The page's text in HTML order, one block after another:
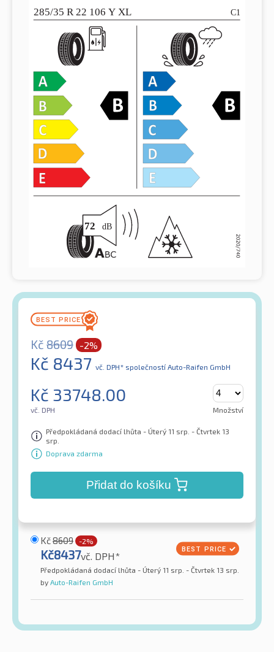
Kč 8609 -2%
Kč 8437 vč. DPH* společností Auto-Raifen GmbH
Kč 33748.00
vč. DPH Množství
Předpokládaná dodací lhůta - Úterý 11 srp. - Čtvrtek 13
srp.
Doprava zdarma
Přidat do košíku
Kč8609 -2%
Kč8437vč. DPH*
Předpokládaná dodací lhůta - Úterý 11 srp. - Čtvrtek 13 srp.
by Auto-Raifen GmbH